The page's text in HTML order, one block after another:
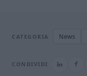
CATEGORIA News
CONDIVIDI